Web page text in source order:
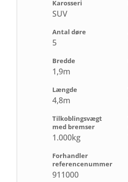
Karosseri
SUV
Antal døre
5
Bredde
1,9m
Længde
4,8m
Tilkoblingsvægt
med bremser
1.000kg
Forhandler
referencenummer
911000